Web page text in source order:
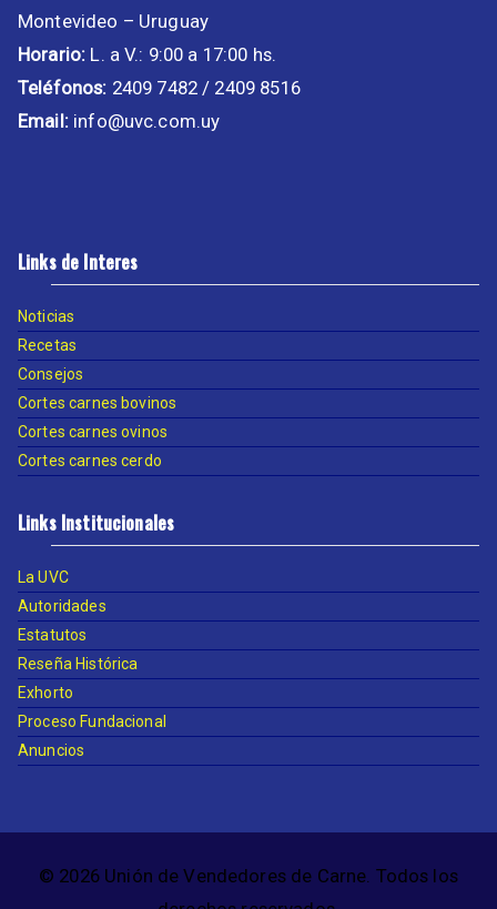
Montevideo – Uruguay
Horario: L. a V.: 9:00 a 17:00 hs.
Teléfonos: 2409 7482 / 2409 8516
Email:info@uvc.com.uy
Links de Interes
Noticias
Recetas
Consejos
Cortes carnes bovinos
Cortes carnes ovinos
Cortes carnes cerdo
Links Institucionales
La UVC
Autoridades
Estatutos
Reseña Histórica
Exhorto
Proceso Fundacional
Anuncios
© 2026 Unión de Vendedores de Carne. Todos los